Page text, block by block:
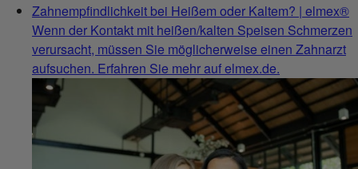
Zahnempfindlichkeit bei Heißem oder Kaltem? | elmex®
Wenn der Kontakt mit heißen/kalten Speisen Schmerzen
verursacht, müssen Sie möglicherweise einen Zahnarzt
aufsuchen. Erfahren Sie mehr auf elmex.de.